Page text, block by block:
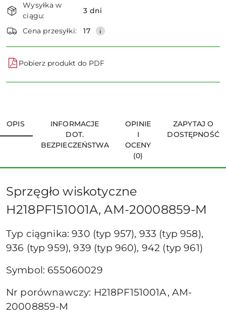
i
dostawa
Wysyłka w
ciągu:
3 dni
Cena przesyłki: 17
Pobierz produkt do PDF
OPIS
INFORMACJE
DOT.
BEZPIECZEŃSTWA
OPINIE
I
OCENY
(0)
ZAPYTAJ O
DOSTĘPNOŚĆ
Sprzęgło wiskotyczne
H218PF151001A, AM-20008859-M
Typ ciągnika: 930 (typ 957), 933 (typ 958),
936 (typ 959), 939 (typ 960), 942 (typ 961)
Symbol: 655060029
Nr porównawczy: H218PF151001A, AM-
20008859-M